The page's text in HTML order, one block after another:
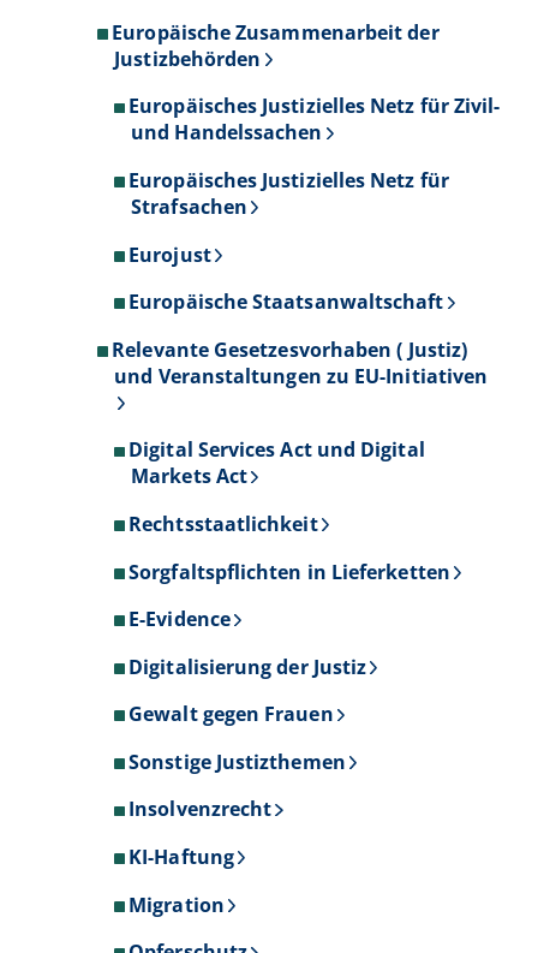
Europäische Zusammenarbeit der
Justizbehörden
Europäisches Justizielles Netz für Zivil-
und Handelssachen
Europäisches Justizielles Netz für
Strafsachen
Eurojust
Europäische Staatsanwaltschaft
Relevante Gesetzesvorhaben ( Justiz)
und Veranstaltungen zu EU-Initiativen
Digital Services Act und Digital
Markets Act
Rechtsstaatlichkeit
Sorgfaltspflichten in Lieferketten
E-Evidence
Digitalisierung der Justiz
Gewalt gegen Frauen
Sonstige Justizthemen
Insolvenzrecht
KI-Haftung
Migration